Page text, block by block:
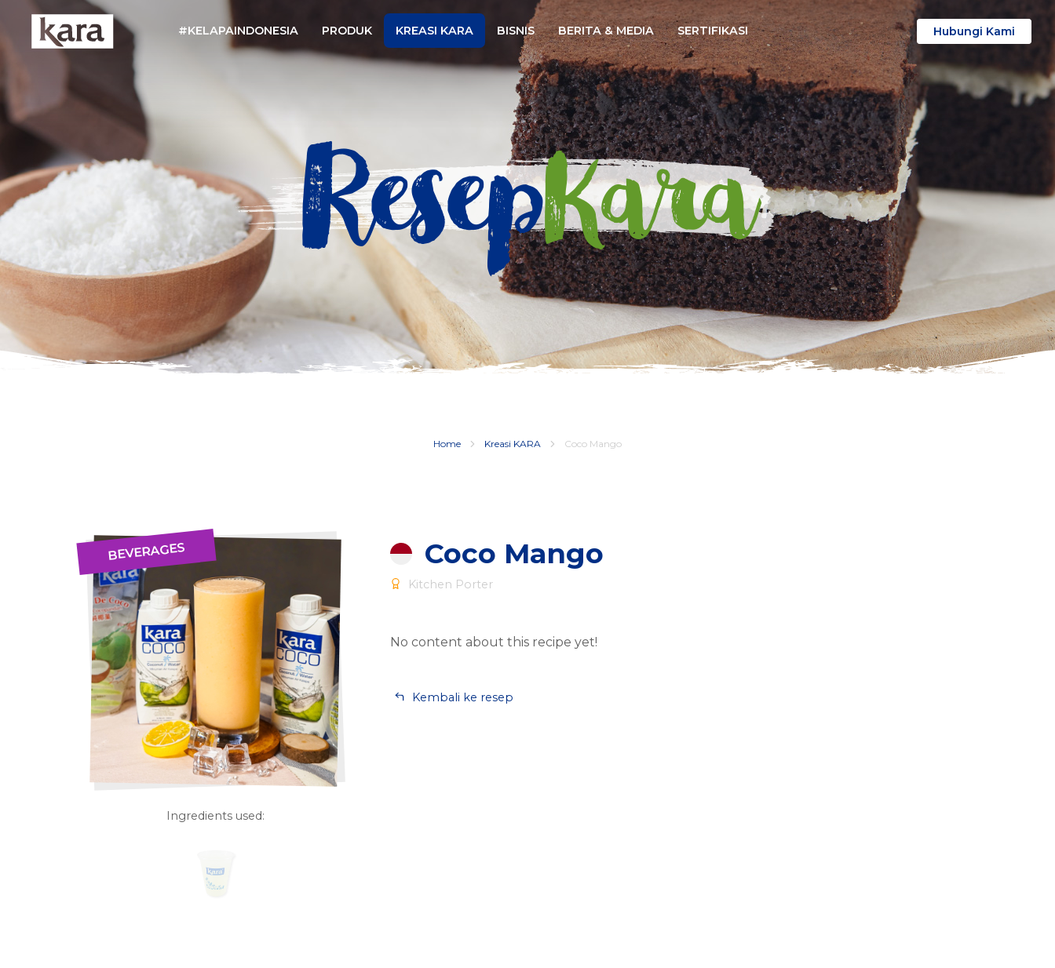
Website
#KELAPAINDONESIA PRODUK KREASI KARA BISNIS BERITA & MEDIA SERTIFIKASI Hubungi Kami
ResepKara
Home Kreasi KARA Coco Mango
BEVERAGES
Ingredients used:
Coco Mango
Kitchen Porter
No content about this recipe yet!
Kembali ke resep